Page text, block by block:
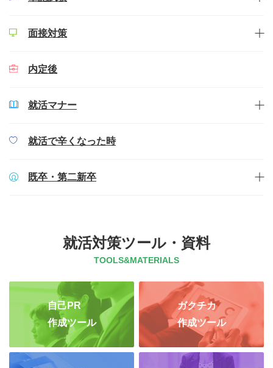
面接対策
内定後
就活マナー
就活で辛くなった時
既卒・第二新卒
就活対策ツール・資料
TOOLS&MATERIALS
自己PR
作成ツール
ガクチカ
作成ツール